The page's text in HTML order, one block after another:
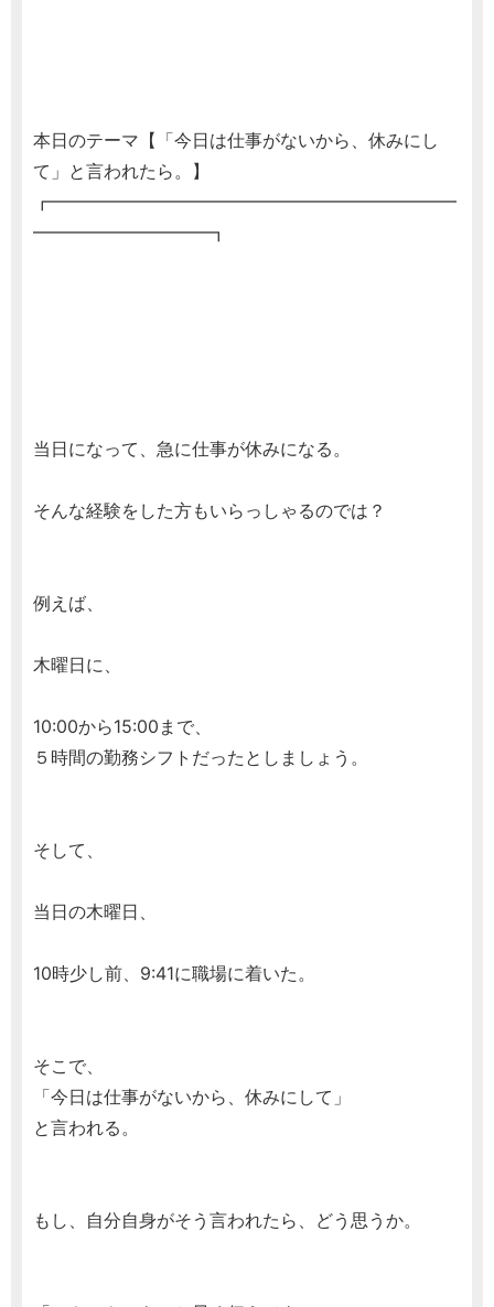
本日のテーマ【「今日は仕事がないから、休みにし
て」と言われたら。】
┏━━━━━━━━━━━━━━━━━━━━━━━
━━━━━━━━━━┓
当日になって、急に仕事が休みになる。
そんな経験をした方もいらっしゃるのでは？
例えば、
木曜日に、
10:00から15:00まで、
５時間の勤務シフトだったとしましょう。
そして、
当日の木曜日、
10時少し前、9:41に職場に着いた。
そこで、
「今日は仕事がないから、休みにして」
と言われる。
もし、自分自身がそう言われたら、どう思うか。